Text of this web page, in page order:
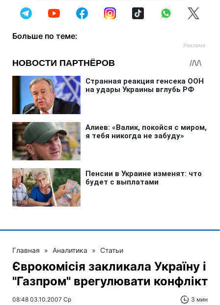
Больше по теме:
Главная » Аналитика » Статьи
Єврокомісія закликала Україну і
"Газпром" врегулювати конфлікт
08:48 03.10.2007 Ср 3 мин